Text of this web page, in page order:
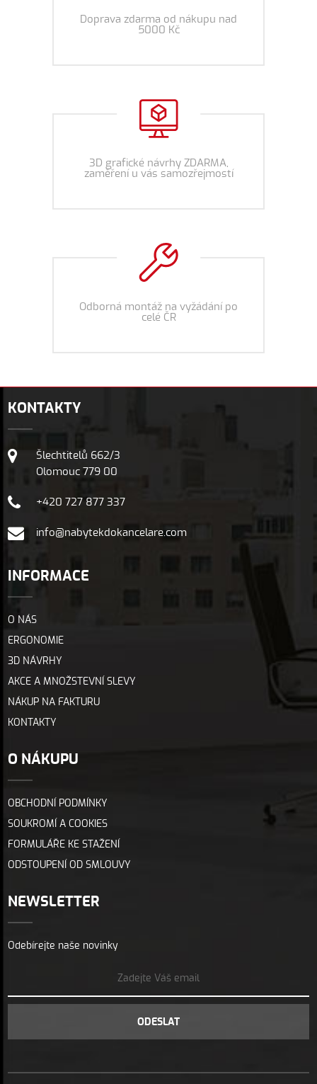
Doprava zdarma od nákupu nad
5000 Kč
3D grafické návrhy ZDARMA,
zaměření u vás samozřejmostí
Odborná montáž na vyžádání po
celé ČR
KONTAKTY
Šlechtitelů 662/3
Olomouc 779 00
+420 727 877 337
info@nabytekdokancelare.com
INFORMACE
O NÁS
ERGONOMIE
3D NÁVRHY
AKCE A MNOŽSTEVNÍ SLEVY
NÁKUP NA FAKTURU
KONTAKTY
O NÁKUPU
OBCHODNÍ PODMÍNKY
SOUKROMÍ A COOKIES
FORMULÁŘE KE STAŽENÍ
ODSTOUPENÍ OD SMLOUVY
NEWSLETTER
Odebírejte naše novinky
ODESLAT